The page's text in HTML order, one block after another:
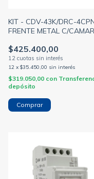
KIT - CDV-43K/DRC-
FRENTE METAL C/
LED LCD EXTERIOR
$425.400,00
12 x $35.450,00 sin interés
$319.050,00 con
depósito